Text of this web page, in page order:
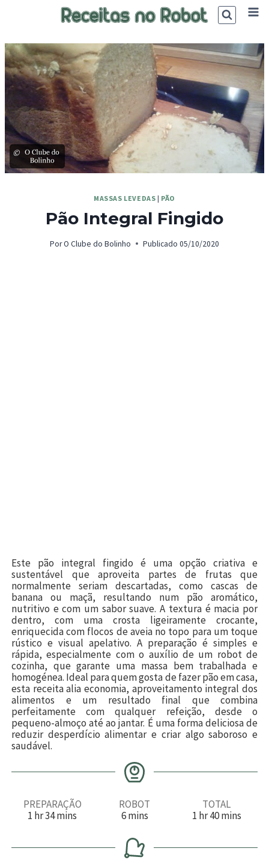
©
MASSAS LEVEDAS | PÃO
Pão Integral Fingido
PorO Clube do Bolinho Publicado 05/10/2020
Este pão integral fingido é uma opção criativa e
sustentável que aproveita partes de frutas que
normalmente seriam descartadas, como cascas de
banana ou maçã, resultando num pão aromático,
nutritivo e com um sabor suave. A textura é macia por
dentro, com uma crosta ligeiramente crocante,
enriquecida com flocos de aveia no topo para um toque
rústico e visual apelativo. A preparação é simples e
rápida, especialmente com o auxílio de um robot de
cozinha, que garante uma massa bem trabalhada e
homogénea. Ideal para quem gosta de fazer pão em casa,
esta receita alia economia, aproveitamento integral dos
alimentos e um resultado final que combina
perfeitamente com qualquer refeição, desde o
pequeno-almoço até ao jantar. É uma forma deliciosa de
reduzir desperdício alimentar e criar algo saboroso e
saudável.
PREPARAÇÃO
1 h
a
hr34m
u
mins
ROBOT
6m
n
u
t
mins
TOTAL
1h
a
hr40m
u
mins